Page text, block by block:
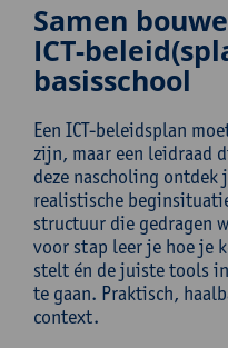
Samen
ICT-
basisschool
Een ICT-beleidsplan
zijn, maar een leidraad
deze nascholing ontdek
realistische
structuur die gedragen
voor stap leer je hoe je
stelt én de juiste tools
te gaan. Praktisch,
context.